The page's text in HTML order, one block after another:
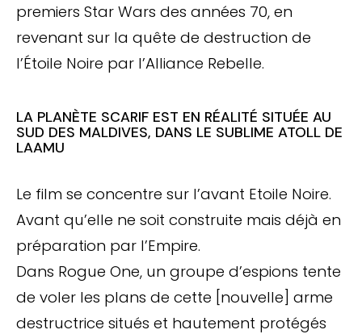
premiers Star Wars des années 70, en
revenant sur la quête de destruction de
l’Étoile Noire par l’Alliance Rebelle.
LA PLANÈTE SCARIF EST EN RÉALITÉ SITUÉE AU
SUD DES MALDIVES, DANS LE SUBLIME ATOLL DE
LAAMU
Le film se concentre sur l’avant Etoile Noire.
Avant qu’elle ne soit construite mais déjà en
préparation par l’Empire.
Dans Rogue One, un groupe d’espions tente
de voler les plans de cette [nouvelle] arme
destructrice situés et hautement protégés